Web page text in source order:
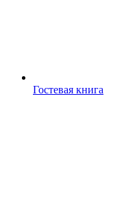
Гостевая книга